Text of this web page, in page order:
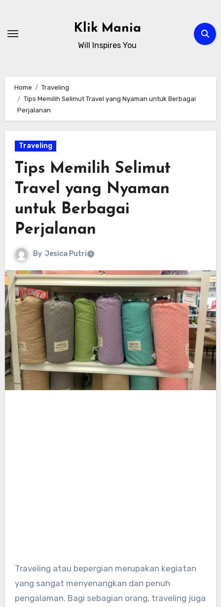
content
Klik Mania
Will Inspires You
Home
Traveling
Tips Memilih Selimut Travel yang Nyaman untuk Berbagai
Perjalanan
Traveling
Tips Memilih Selimut
Travel yang Nyaman
untuk Berbagai
Perjalanan
By Jesica Putri
Traveling atau bepergian merupakan kegiatan
yang sangat menyenangkan dan penuh
pengalaman. Bagi sebagian orang, traveling juga